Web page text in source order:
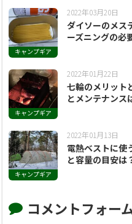
キャンプギア
2022年03月20日
ダイソーのメス
ーズニングの必
キャンプギア
2022年01月22日
七輪のメリット
とメンテナンス
キャンプギア
2022年01月13日
電熱ベストに使
と容量の目安は
コメントフォー